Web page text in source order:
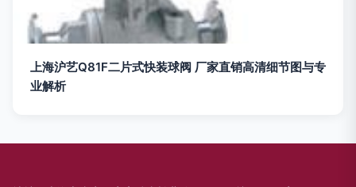
上海沪艺Q81F二片式快装球阀 厂家直销高清细节图与专
业解析